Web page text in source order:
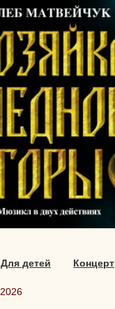
Для детей Концерт